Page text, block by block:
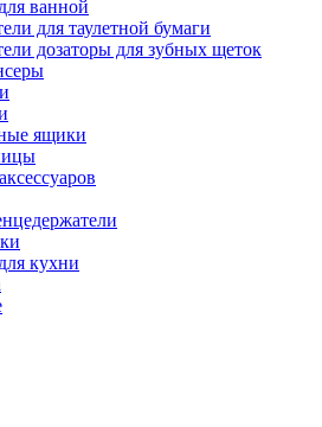
ванной
для таулетной бумаги
дозаторы для зубных щеток
ящики
кухни